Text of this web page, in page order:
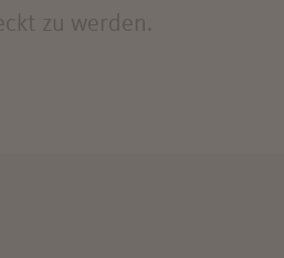
zu werden.